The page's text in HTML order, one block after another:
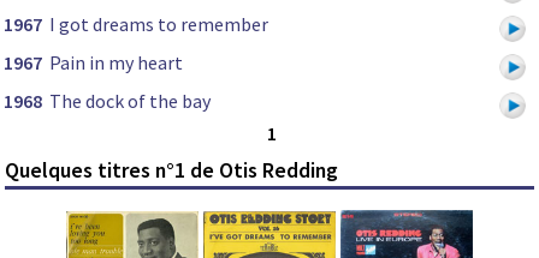
1967 I got dreams to remember
1967 Pain in my heart
1968 The dock of the bay
1
Quelques titres n°1 de Otis Redding